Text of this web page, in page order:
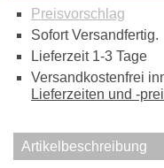
Preisvorschlag
Sofort Versandfertig.
Lieferzeit 1-3 Tage
Versandkostenfrei
Lieferzeiten und -
Artikelbeschreibung